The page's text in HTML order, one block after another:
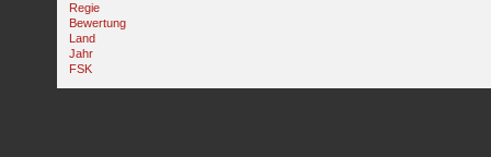
Regie
Bewertung
Land
Jahr
FSK